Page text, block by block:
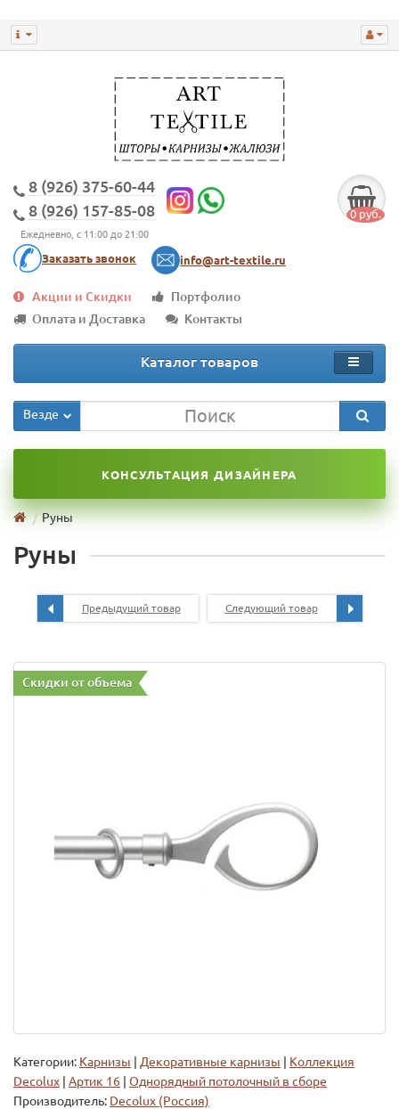
8 (926) 375-60-44
8 (926) 157-85-08
Ежедневно, с 11:00 до 21:00
Заказать звонок info@art-textile.ru
0 руб.
Акции и Скидки
Портфолио
Оплата и Доставка
Контакты
Каталог товаров
Везде
КОНСУЛЬТАЦИЯ ДИЗАЙНЕРА
Руны
Руны
Предыдущий товар Следующий товар
Скидки от объема
Категории: Карнизы Декоративные карнизы
Коллекция
Decolux
Артик 16
Однорядный потолочный в сборе
Производитель: Decolux (Россия)